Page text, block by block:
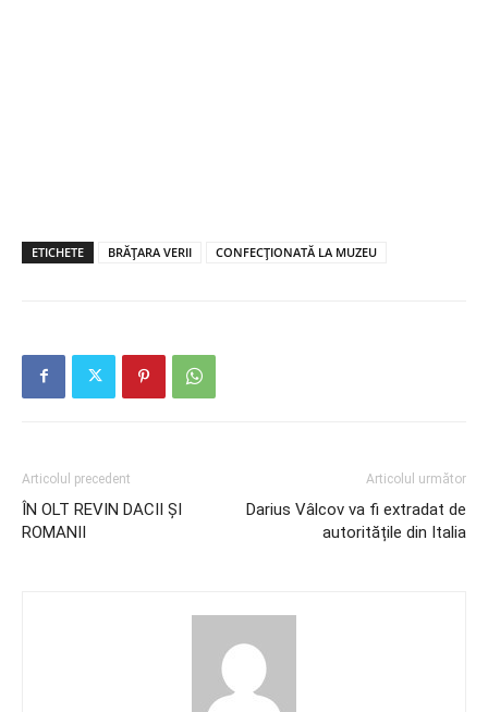
ETICHETE BRĂȚARA VERII CONFECȚIONATĂ LA MUZEU
Articolul precedent
ÎN OLT REVIN DACII ȘI
ROMANII
Articolul următor
Darius Vâlcov va fi extradat de
autoritățile din Italia